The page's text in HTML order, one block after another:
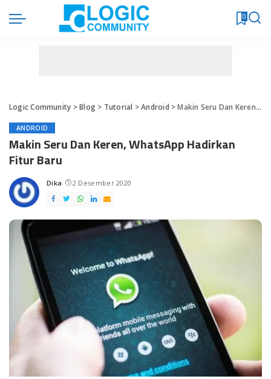
0
Logic Community >Blog> Tutorial >Android >Makin Seru Dan Keren, WhatsApp Hadirkan Fitur Baru
ANDROID
Makin Seru Dan Keren, WhatsApp Hadirkan
Fitur Baru
Posted
by
Dika 2 Desember 2020